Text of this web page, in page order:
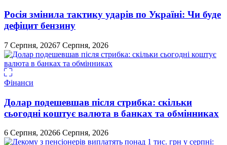
Росія змінила тактику ударів по Україні: Чи буде
дефіцит бензину
7 Серпня, 20267 Серпня, 2026
Фінанси
Долар подешевшав після стрибка: скільки
сьогодні коштує валюта в банках та обмінниках
6 Серпня, 20266 Серпня, 2026